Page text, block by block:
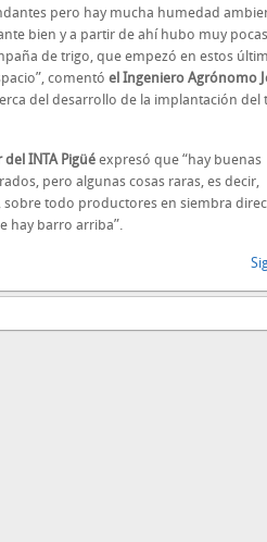
pero hay mucha humedad
bien y a partir de ahí hubo muy pocas
de trigo, que empezó en estos
comentó el Ingeniero Agrónomo
del desarrollo de la implantación del
INTA Pigüé expresó que “hay buenas
pero algunas cosas raras, es decir,
todo productores en siembra
hay barro arriba”.